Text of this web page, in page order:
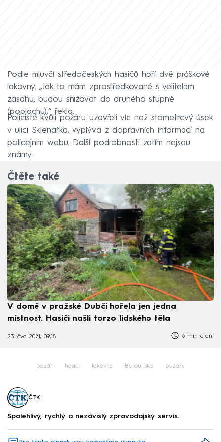
Podle mluvčí středočeských hasičů hoří dvě práškové
lakovny. „Jak to mám zprostředkované s velitelem
zásahu, budou snižovat do druhého stupně
(poplachu),“ řekla.
Policisté kvůli požáru uzavřeli víc než stometrový úsek
v ulici Sklenářka, vyplývá z dopravních informací na
policejním webu. Další podrobnosti zatím nejsou
známy.
Čtěte také
V domě v pražské Dubči hořela jen jedna
místnost. Hasiči našli torzo lidského těla
23. čvc 2021, 09:18 6 min čtení
požár hasiči lakovna Berounsko požáry
ČTK
Spolehlivý, rychlý a nezávislý zpravodajský servis.